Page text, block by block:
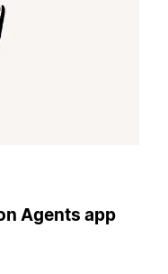
Agents app